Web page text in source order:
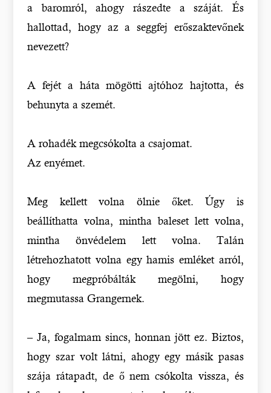
a baromról, ahogy rászedte a száját. És
hallottad, hogy az a seggfej erőszaktevőnek
nevezett?
A fejét a háta mögötti ajtóhoz hajtotta, és
behunyta a szemét.
A rohadék megcsókolta a csajomat.
Az enyémet.
Meg kellett volna ölnie őket. Úgy is
beállíthatta volna, mintha baleset lett volna,
mintha önvédelem lett volna. Talán
létrehozhatott volna egy hamis emléket arról,
hogy megpróbálták megölni, hogy
megmutassa Grangernek.
– Ja, fogalmam sincs, honnan jött ez. Biztos,
hogy szar volt látni, ahogy egy másik pasas
szája rátapadt, de ő nem csókolta vissza, és